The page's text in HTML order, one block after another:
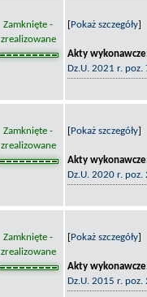
Zamknięte -
zrealizowane
Pokaż szczegóły
Akty
Dz.U. 2021 r. poz.
Zamknięte -
zrealizowane
Pokaż szczegóły
Akty
Dz.U. 2020 r. poz.
Zamknięte -
zrealizowane
Pokaż szczegóły
Akty
Dz.U. 2015 r. poz.